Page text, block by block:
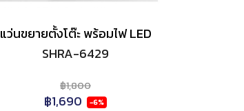
แว่นขยายตั้งโต๊ะ พร้อมไฟ LED
SHRA-6429
฿1,800
฿1,690 -6%